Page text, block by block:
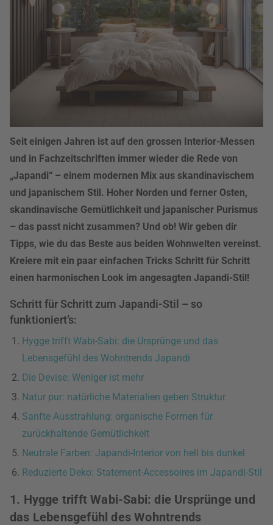
Seit einigen Jahren ist auf den grossen Interior-Messen
und in Fachzeitschriften immer wieder die Rede von
„Japandi“ – einem modernen Mix aus skandinavischem
und japanischem Stil. Hoher Norden und ferner Osten,
skandinavische Gemütlichkeit und japanischer Purismus
– das passt nicht zusammen? Und ob! Wir geben dir
Tipps, wie du das Beste aus beiden Wohnwelten vereinst.
Kreiere mit ein paar einfachen Tricks Schritt für Schritt
einen harmonischen Look im angesagten Japandi-Stil!
Schritt für Schritt zum Japandi-Stil – so
funktioniert’s:
Hygge trifft Wabi-Sabi: die Ursprünge und das
Lebensgefühl des Wohntrends Japandi
Die Devise: Weniger ist mehr
Natur pur: natürliche Materialien geben Struktur
Sanfte Ausstrahlung: organische Formen für
zurückhaltende Gemütlichkeit
Neutrale Farben: Japandi-Interior von hell bis dunkel
Reduzierte Deko: Statement-Accessoires im Japandi-Stil
1. Hygge trifft Wabi-Sabi: die Ursprünge und
das Lebensgefühl des Wohntrends